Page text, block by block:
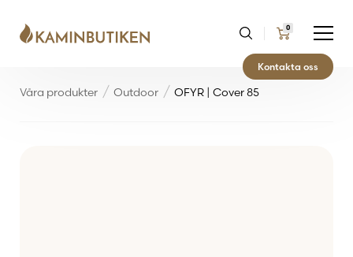
0
Kontakta oss
Våra produkter Outdoor OFYR | Cover 85